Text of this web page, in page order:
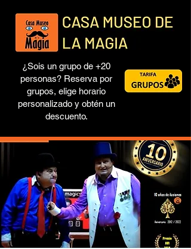
¿Sois un grupo de +20
personas? Reserva por
grupos, elige horario
personalizado y obtén un
descuento.